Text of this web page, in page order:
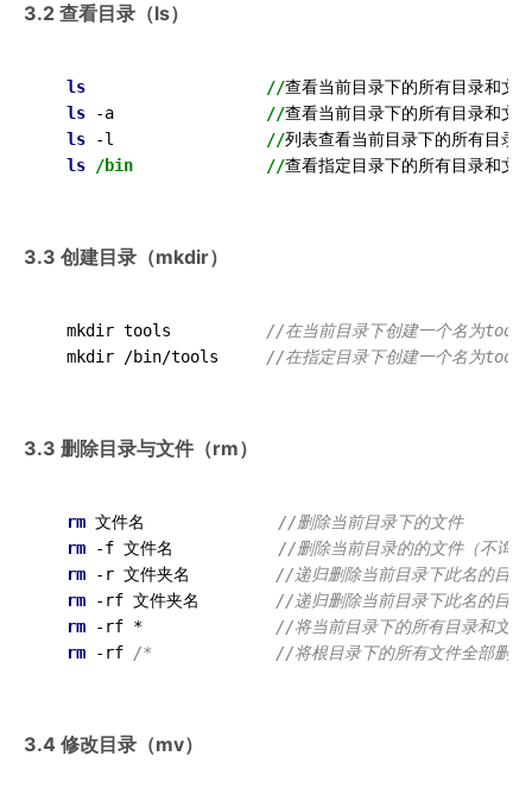
3.2 查看目录（ls）
ls //查看当前目录下的所有目录和文
ls -a //查看当前目录下的所有目录和文
ls -l //列表查看当前目录下的所有目录
ls
/bin //
3.3 创建目录（mkdir）
  mkdir tools
//在当前目录下创建一个名为
  mkdir /bin/tools
//在指定目录下创建一个名为
3.3 删除目录与文件（rm）
rm 文件名 //删除当前目录下的文件
rm -f 文件名 //删除当前目录的的文件（不询
rm -r 文件夹名 //递归删除当前目录下此名的目录
rm -rf 文件夹名 //递归删除当前目录下此名的目录
rm -rf * //将当前目录下的所有目录和文件
rm -rf
3.4 修改目录（mv）